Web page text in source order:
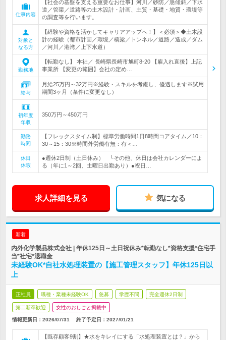
仕事内容
【社会の基盤を支える重要なお仕事】河川／砂防／急傾斜／下水
道／管渠／道路等の土木設計・計画、土質・基礎・地質・環境等
の調査等を行います。
対象と
なる方
【経験や資格を活かしてキャリアアップへ！】＜必須＞◆土木設
計の経験（都市計画／環境／橋梁／トンネル／道路／造成／ダム
／河川／港湾／上下水道）
勤務地
【転勤なし】 本社／ 長崎県長崎市旭町8-20 【雇入れ直後】上記
事業所 【変更の範囲】会社の定め…
給与
月給25万円～32万円※経験・スキルを考慮し、優遇します※試用
期間3ヶ月（条件に変更なし）
初年度
年収
350万円～450万円
勤務
時間
【フレックスタイム制】標準労働時間1日8時間コアタイム／10：
30～15：30※時間外労働有無：有＜…
休日
休暇
●週休2日制（土日休み） └その他、休日は会社カレンダーによ
る（年に1～2回、土曜日出勤あり）●祝日…
求人詳細を見る 気になる
新着
内外化学製品株式会社 | 年休125日～土日祝休み*転勤なし*資格支援*住宅手
当*社宅*退職金
未経験OK*自社水処理装置の【施工管理スタッフ】年休125日以
上
正社員 職種・業種未経験OK 急募 学歴不問 完全週休2日制
第二新卒歓迎 女性のおしごと掲載中
情報更新日：2026/07/31 終了予定日： 2027/01/21
【既存顧客9割】★水をキレイにする「水処理装置とは？」から